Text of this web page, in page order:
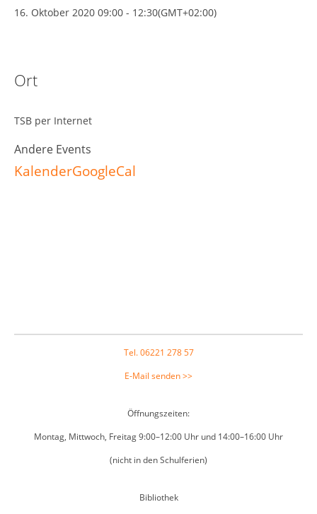
16. Oktober 2020 09:00 - 12:30(GMT+02:00)
Ort
TSB per Internet
Andere Events
KalenderGoogleCal
Tel. 06221 278 57
E-Mail senden >>
Öffnungszeiten:
Montag, Mittwoch, Freitag 9:00–12:00 Uhr und 14:00–16:00 Uhr
(nicht in den Schulferien)
Bibliothek